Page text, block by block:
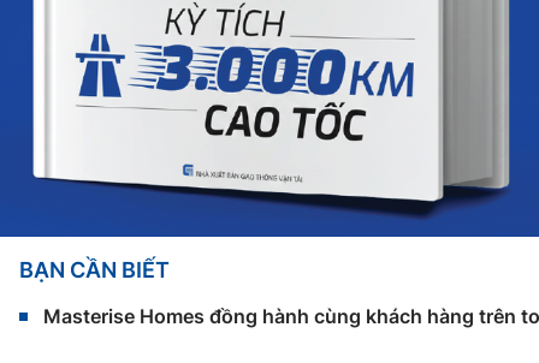
BẠN CẦN BIẾT
Masterise Homes đồng hành cùng khách hàng trên